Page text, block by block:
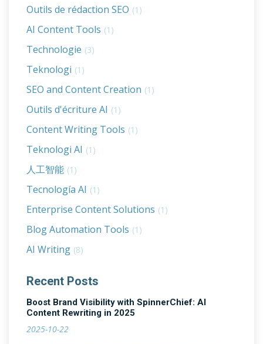
Outils de rédaction SEO (1)
AI Content Tools (1)
Technologie (3)
Teknologi (1)
SEO and Content Creation (1)
Outils d'écriture AI (1)
Content Writing Tools (1)
Teknologi AI (1)
人工智能 (1)
Tecnología AI (1)
Enterprise Content Solutions (1)
Blog Automation Tools (1)
AI Writing (8)
Recent Posts
Boost Brand Visibility with SpinnerChief: AI
Content Rewriting in 2025
2025-10-22